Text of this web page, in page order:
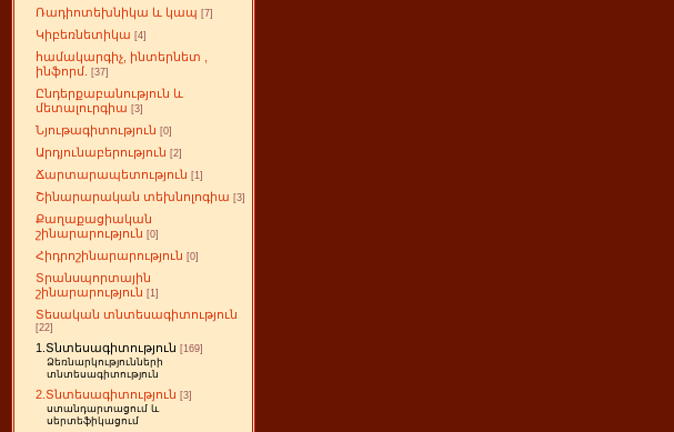
Ռադիոտեխնիկա և կապ [7]
Կիբեռնետիկա [4]
համակարգիչ, ինտերնետ ,
ինֆորմ.
[37]
Ընդերքաբանություն և
մետալուրգիա [3]
Նյութագիտություն [0]
Արդյունաբերություն [2]
Ճարտարապետություն [1]
Շինարարական տեխնոլոգիա [3]
Քաղաքացիական
շինարարություն [0]
Հիդրոշինարարություն [0]
Տրանսպորտային
շինարարություն [1]
Տեսական տնտեսագիտություն
[22]
1.Տնտեսագիտություն [169]
Ձեռնարկությունների
տնտեսագիտություն
2.Տնտեսագիտություն [3]
ստանդարտացում և
սերտեֆիկացում